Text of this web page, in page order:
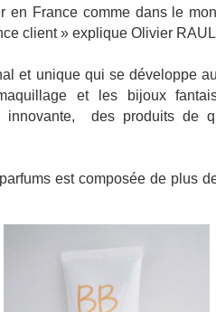
en France comme dans le
client » explique Olivier
et unique qui se développe
et les bijoux
innovante, des produits de
est composée de plus